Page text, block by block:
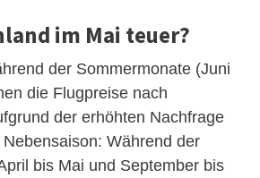
im Mai teuer?
der Sommermonate (Juni
die Flugpreise nach
der erhöhten Nachfrage
Während der
bis Mai und September bis